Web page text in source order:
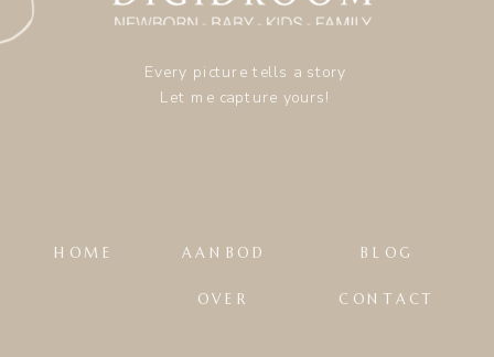
CONTACT
OVER
BLOG
AANBOD
HOME
Every picture tells a story
Let me capture yours!